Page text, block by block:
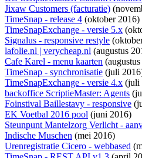
Jixaw Customers (facturatie)
TimeSnap - release 4 (oktober 2016)
TimeSnapExchange - versie 5.x
Signalus - responsive restyle
lafolie.nl | verycheap.nl (augustus
Cafe Karel - menu kaarten
TimeSnap - synchronisatie (juli
TimeSnapExchange - versie 4.x (juli
backoffice ScriptieMaster: Agents
Foinstival Baillestavy - responsive
EK Voetbal 2016 pool (juni 2016)
Steunpunt Mantelzorg Verlicht -
Indische Muschen (mei 2016)
Urenregistratie Cicero - webbased